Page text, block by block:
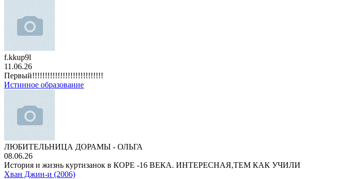
f.kkup9l
11.06.26
Первый!!!!!!!!!!!!!!!!!!!!!!!!!!!!
Истинное образование
ЛЮБИТЕЛЬНИЦА ДОРАМЫ - ОЛЬГА
08.06.26
История и жизнь куртизанок в КОРЕ -16 ВЕКА. ИНТЕРЕСНАЯ,ТЕМ КАК УЧИЛИ
Хван Джин-и (2006)